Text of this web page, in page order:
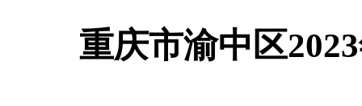
重庆市渝中区